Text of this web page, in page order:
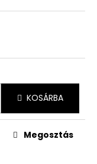
KOSÁRBA
Megosztás